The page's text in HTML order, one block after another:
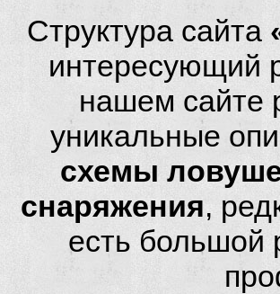
Структура сайта
интересующий
нашем сайте
уникальные
схемы
снаряжения,
есть